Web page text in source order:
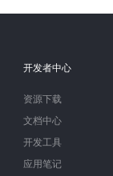
开发者中心
资源下载
文档中心
开发工具
应用笔记